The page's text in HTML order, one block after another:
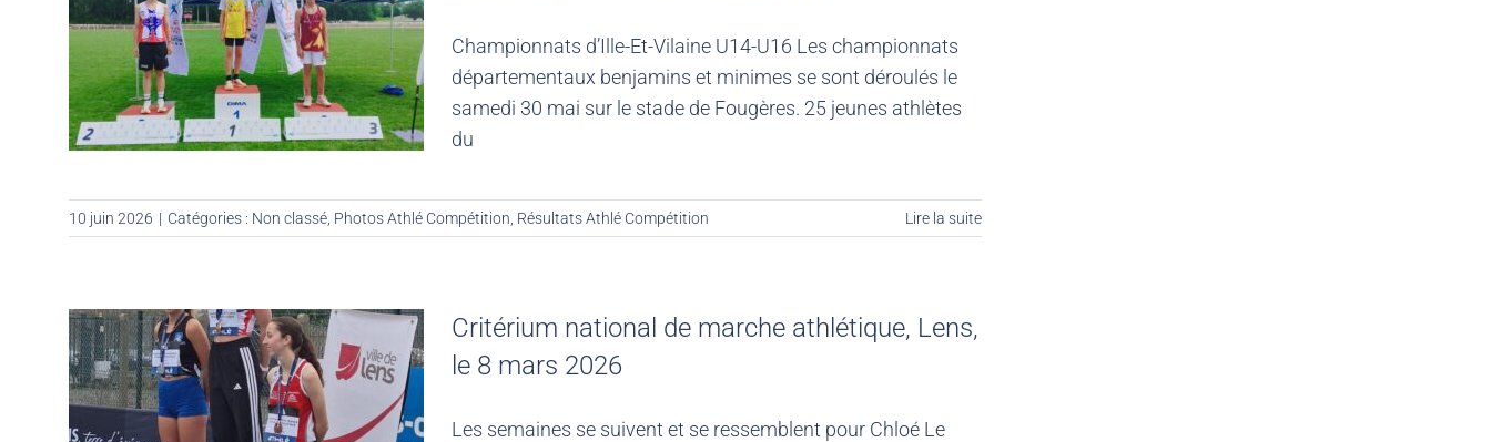
Championnats d’Ille-Et-Vilaine U14-U16 Les championnats
départementaux benjamins et minimes se sont déroulés le
samedi 30 mai sur le stade de Fougères. 25 jeunes athlètes
du
10 juin 2026 | Catégories : Non classé, Photos Athlé Compétition, Résultats Athlé Compétition Lire la suite
Critérium national de marche athlétique, Lens,
le 8 mars 2026
Les semaines se suivent et se ressemblent pour Chloé Le